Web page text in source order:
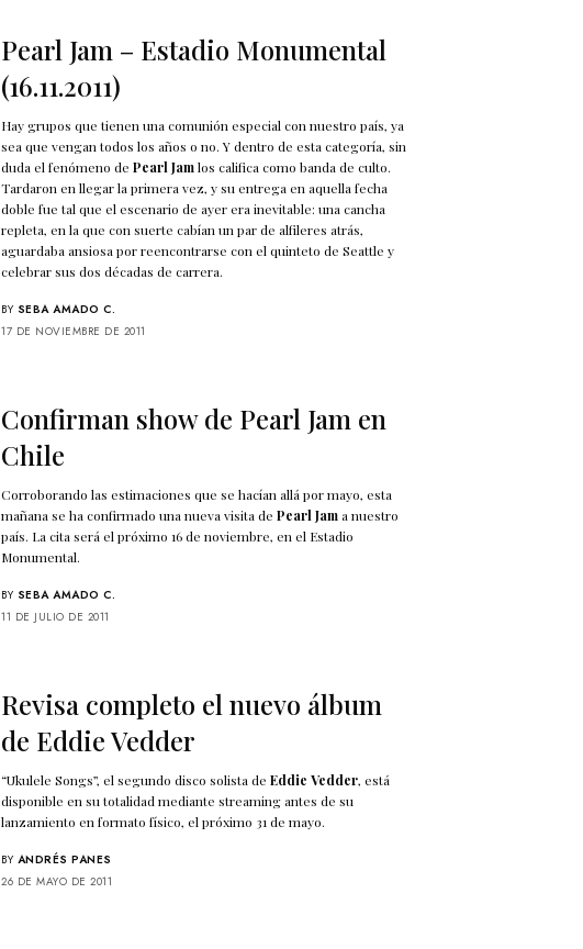
Pearl Jam – Estadio Monumental
(16.11.2011)
Hay grupos que tienen una comunión especial con nuestro país, ya
sea que vengan todos los años o no. Y dentro de esta categoría, sin
duda el fenómeno dePearl Jamlos califica como banda de culto.
Tardaron en llegar la primera vez, y su entrega en aquella fecha
doble fue tal que el escenario de ayer era inevitable: una cancha
repleta, en la que con suerte cabían un par de alfileres atrás,
aguardaba ansiosa por reencontrarse con el quinteto de Seattle y
celebrar sus dos décadas de carrera.
BY SEBA AMADO C.
17 DE NOVIEMBRE DE 2011
Confirman show de Pearl Jam en
Chile
Corroborando las estimaciones que se hacían allá por mayo, esta
mañana se ha confirmado una nueva visita dePearl Jama nuestro
país. La cita será el próximo 16 de noviembre, en el Estadio
Monumental.
BY SEBA AMADO C.
11 DE JULIO DE 2011
Revisa completo el nuevo álbum
de Eddie Vedder
“Ukulele Songs”, el segundo disco solista deEddie Vedder, está
disponible en su totalidad mediante streaming antes de su
lanzamiento en formato físico, el próximo 31 de mayo.
BY ANDRÉS PANES
26 DE MAYO DE 2011